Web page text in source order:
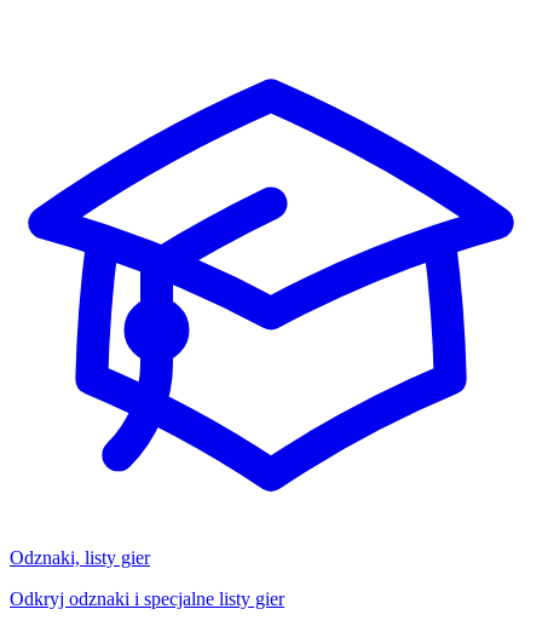
Odznaki, listy gier
Odkryj odznaki i specjalne listy gier